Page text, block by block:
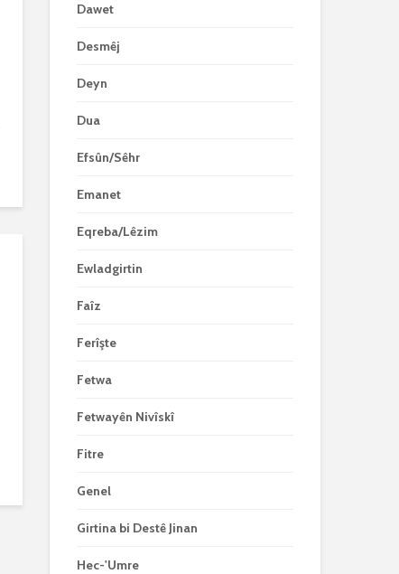
Dawet
Desmêj
Deyn
Dua
Efsûn/Sêhr
Emanet
Eqreba/Lêzim
Ewladgirtin
Faîz
Ferîşte
Fetwa
Fetwayên Nivîskî
Fitre
Genel
Girtina bi Destê Jinan
Hec-'Umre